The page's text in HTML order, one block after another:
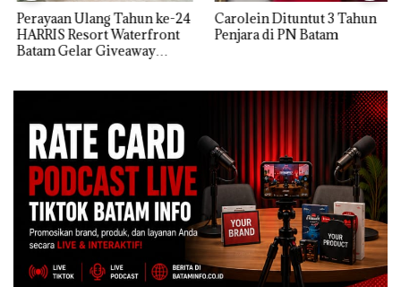
Perayaan Ulang Tahun ke-24
HARRIS Resort Waterfront
Batam Gelar Giveaway
Carolein Dituntut 3 Tahun
Penjara di PN Batam